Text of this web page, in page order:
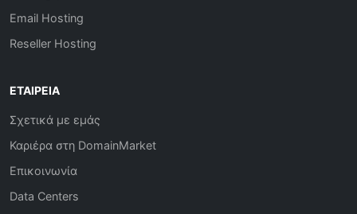
Email Hosting
Reseller Hosting
ΕΤΑΙΡΕΊΑ
Σχετικά με εμάς
Καριέρα στη DomainMarket
Επικοινωνία
Data Centers